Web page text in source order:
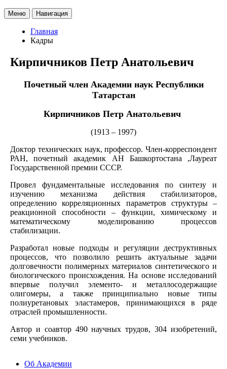
Меню Навигация
Главная
Кадры
Кирпичников Петр Анатольевич
Почетный член Академии наук Республики
Татарстан
Кирпичников Петр Анатольевич
(1913 – 1997)
Доктор технических наук, профессор. Член-корреспондент
РАН, почетный академик АН Башкортостана ,Лауреат
Государственной премии СССР.
Провел фундаментальные исследования по синтезу и
изучению механизма действия стабилизаторов,
определению корреляционных параметров структуры –
реакционной способности – функции, химическому и
математическому моделированию процессов
стабилизации.
Разработал новые подходы и регуляции деструктивных
процессов, что позволило решить актуальные задачи
долговечности полимерных материалов синтетического и
биологического происхождения. На основе исследований
впервые получил элементо- и металлосодержащие
олигомеры, а также принципиально новые типы
полиуретановых эластамеров, принимающихся в ряде
отраслей промышленности.
Автор и соавтор 490 научных трудов, 304 изобретений,
семи учебников.
Об Академии